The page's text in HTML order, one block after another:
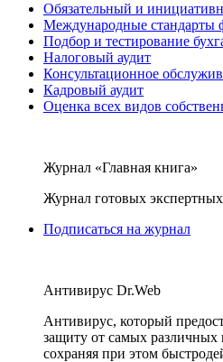
Обязательный и
Международные стандарты
Подбор и тестирование
Налоговый аудит
Консультационное
Кадровый аудит
Оценка всех видов
Журнал «Главная книга»
Журнал готовых
Подписаться на журнал
Антивирус Dr.Web
Антивирус, который
защиту от самых
сохраняя при этом